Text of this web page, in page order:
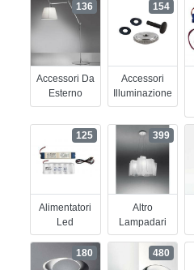
Accessori Da
Esterno
136
Accessori
Illuminazione
154
Alimentatori
Led
125
Altro
Lampadari
399
180 480